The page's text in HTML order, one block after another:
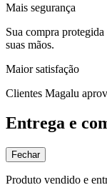
Mais segurança
Sua compra
suas mãos.
Maior satisfação
Clientes Magalu
Entrega e
Fechar
Produto vendido e